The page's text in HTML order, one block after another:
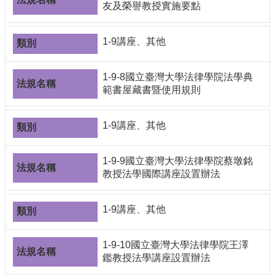
友及榮譽教授實施要點
1-9講座、其他
1-9-8國立臺灣大學法律學院法學典
範書屋藏書暨使用規則
1-9講座、其他
1-9-9國立臺灣大學法律學院蔡墩銘
教授法學國際講座設置辦法
1-9講座、其他
1-9-10國立臺灣大學法律學院王澤
鑑教授法學講座設置辦法